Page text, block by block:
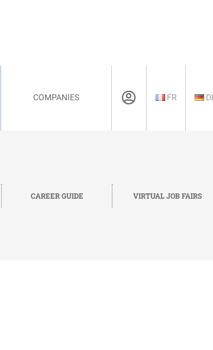
COMPANIES FR
CAREER GUIDE VIRTUAL JOB FAIRS